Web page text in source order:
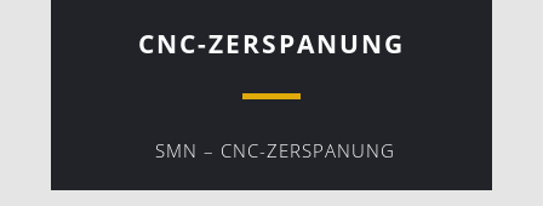
CNC-ZERSPANUNG
SMN – CNC-ZERSPANUNG